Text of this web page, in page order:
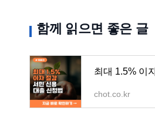
함께 읽으면 좋은 글
chot.co.kr